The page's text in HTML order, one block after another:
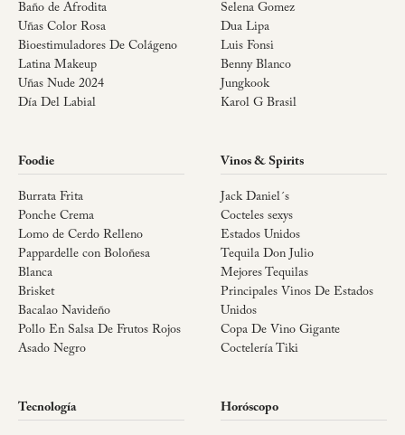
Baño de Afrodita
Uñas Color Rosa
Bioestimuladores De Colágeno
Latina Makeup
Uñas Nude 2024
Día Del Labial
Selena Gomez
Dua Lipa
Luis Fonsi
Benny Blanco
Jungkook
Karol G Brasil
Foodie
Burrata Frita
Ponche Crema
Lomo de Cerdo Relleno
Pappardelle con Boloñesa
Blanca
Brisket
Bacalao Navideño
Pollo En Salsa De Frutos Rojos
Asado Negro
Vinos & Spirits
Jack Daniel´s
Cocteles sexys
Estados Unidos
Tequila Don Julio
Mejores Tequilas
Principales Vinos De Estados
Unidos
Copa De Vino Gigante
Coctelería Tiki
Tecnología Horóscopo